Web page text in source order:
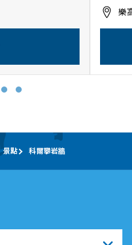
樂
景點 科爾攀岩牆